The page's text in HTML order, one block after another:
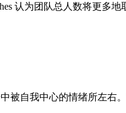
认为团队总人数将更多
被自我中心的情绪所左右